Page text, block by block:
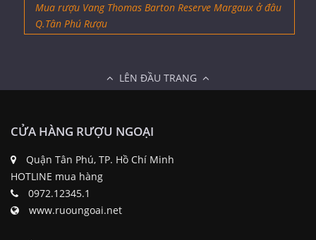
Mua rượu Vang Thomas Barton Reserve Margaux ở đâu
Q.Tân Phú Rượu
LÊN ĐẦU TRANG
CỬA HÀNG RƯỢU NGOẠI
Quận Tân Phú, TP. Hồ Chí Minh
HOTLINE mua hàng
0972.12345.1
www.ruoungoai.net